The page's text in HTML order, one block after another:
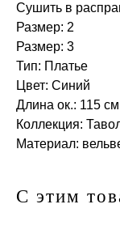
Сушить в
Размер: 2
Размер: 3
Тип: Платье
Цвет: Синий
Длина ок.: 115
Коллекция:
Материал:
С этим